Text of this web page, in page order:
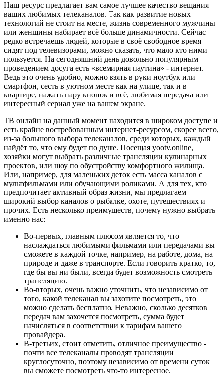
Наш ресурс предлагает вам самое лучшее качество вещания
ваших любимых телеканалов. Так как развитие новых
технологий не стоит на месте, жизнь современного мужчины
или женщины набирает всё больше динамичности. Сейчас
редко встречаешь людей, которые в своё свободное время
сидят под телевизорами, можно сказать, что мало кто ними
пользуется. На сегодняшний день довольно популярным
проведением досуга есть «всемирная паутина» - интернет.
Ведь это очень удобно, можно взять в руки ноутбук или
смартфон, сесть в уютном месте как на улице, так и в
квартире, нажать пару кнопок и всё, любимая передача или
интересный сериал уже на вашем экране.
ТВ онлайн на данный момент находится в широком доступе и
есть крайне востребованным интернет-ресурсом, скорее всего,
из-за большого выбора телеканалов, среди которых, каждый
найдёт то, что ему будет по душе. Посещая yootv.online,
хозяйки могут выбрать различные трансляции кулинарных
проектов, или шоу по обустройству комфортного жилища.
Или, например, для маленьких деток есть масса каналов с
мультфильмами или обучающими роликами. А для тех, кто
предпочитает активный образ жизни, мы предлагаем
широкий выбор каналов о рыбалке, охоте, путешествиях и
прочих. Есть несколько преимуществ, почему нужно выбрать
именно нас:
Во-первых, главным плюсом является то, что
наслаждаться любимыми фильмами или передачами вы
сможете в каждой точке, например, на работе, дома, на
природе и даже в транспорте. Если говорить кратко, то,
где бы вы ни были, всегда будет возможность смотреть
трансляцию.
Во-вторых, очень важно уточнить, что независимо от
того, какой телеканал вы захотите посмотреть, это
можно сделать бесплатно. Неважно, сколько десятков
передач вам захочется посмотреть, сумма будет
начисляться в соответствии к тарифам вашего
провайдера.
В-третьих, стоит отметить, отличное преимущество -
почти все телеканалы проводят трансляции
круглосуточно, поэтому независимо от времени суток
вы сможете посмотреть что-то интересное.